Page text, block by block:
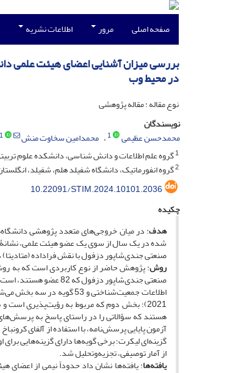
صفحه اصلی مرور اطلاعات نشریه
بررسی میزان آشنایی اعضای هیئت علمی
در محیط وب
نوع مقاله : مقاله پژوهشی
نویسندگان
محمدحسن عظیمی
1 محمدامین سخاوت منش 1
1گروه علم اطلاعات و دانش شناسی، دانشکده علوم
2گروه انفورماتیک، دانشگاه شفیلد هلم، شفیلد،
10.22091/STIM.2024.10101.2036
چکیده
هدف: در میان خروجی‌های متعدد پژوهشی
شده در یک سال از سوی یک عضو هیئت علمی، نشانۀ
صنعتی جندی‌شاپور دزفول با نقش فراداده
روش: پژوهش حاضر از نوع کاربردی است که به
صنعتی جندی‌شاپور
2021)؛ بخش دوم که مربوط به رؤیت‌پذیری
هستند که سؤالاتی را در راستای پاسخ به
گزینه‌ای لیکرت؛ برخی گویه‌ها دارای گزینه‌هایی
از آمار توصیفی، تجزیه‌وتحلیل شد.
یافته‌ها: یافته‌ها نشان داد حدوداً نیمی از اعضای